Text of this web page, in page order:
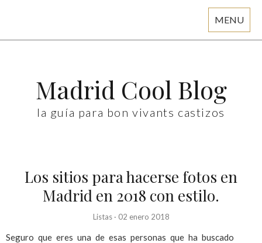
MENU
Madrid Cool Blog
la guía para bon vivants castizos
Los sitios para hacerse fotos en
Madrid en 2018 con estilo.
Listas· 02 enero 2018
Seguro que eres una de esas personas que ha buscado